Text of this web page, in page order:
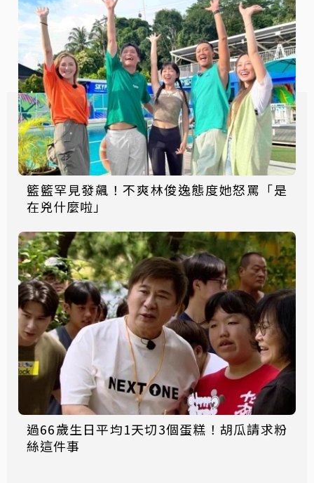
籃籃罕見發飆！不爽林俊逸態度她怒罵「是
在兇什麼啦」
過66歲生日平均1天切3個蛋糕！胡瓜請求粉
絲這件事